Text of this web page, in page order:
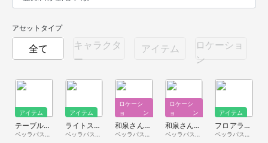
アセットタイプ
全て
キャラクタ
ー
アイテム
ロケーショ
ン
アイテム
テーブルライト 赤【ベッラ家具】
アイテム
ライトスタンド【ベッラ家具】
ロケーシ
ョン
和泉さんの部屋（有料版）
ロケーシ
ョン
和泉さんの部屋（無料版）
アイテム
フロアライト Maple【ベッラ家具】